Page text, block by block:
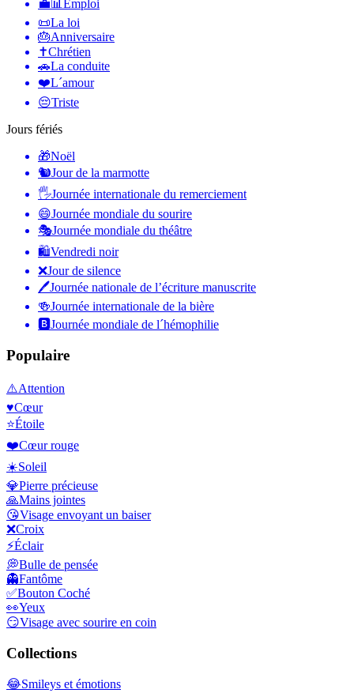
💼📊 Emploi
📜La loi
🎂Anniversaire
✝️Chrétien
🚗La conduite
❤️L´amour
😔Triste
Jours fériés
🎁Noël
🐿Jour de la marmotte
🖐Journée internationale du remerciement
😄Journée mondiale du sourire
🎭Journée mondiale du théâtre
🛍Vendredi noir
❌Jour de silence
🖊Journée nationale de l’écriture manuscrite
🍻Journée internationale de la bière
🅱️Journée mondiale de l´hémophilie
Populaire
⚠️Attention
♥️Cœur
⭐Étoile
❤️Cœur rouge
☀️Soleil
💎Pierre précieuse
🙏Mains jointes
😘Visage envoyant un baiser
❌Croix
⚡Éclair
💭Bulle de pensée
👻Fantôme
✅Bouton Coché
👀Yeux
😏Visage avec sourire en coin
Collections
😂Smileys et émotions